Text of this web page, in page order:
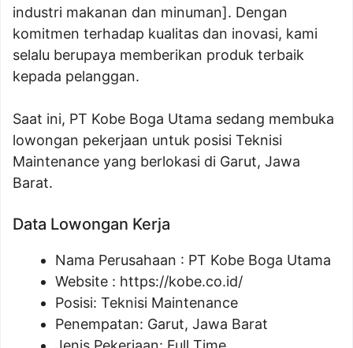
industri makanan dan minuman]. Dengan
komitmen terhadap kualitas dan inovasi, kami
selalu berupaya memberikan produk terbaik
kepada pelanggan.
Saat ini, PT Kobe Boga Utama sedang membuka
lowongan pekerjaan untuk posisi Teknisi
Maintenance yang berlokasi di Garut, Jawa
Barat.
Data Lowongan Kerja
Nama Perusahaan : PT Kobe Boga Utama
Website : https://kobe.co.id/
Posisi: Teknisi Maintenance
Penempatan: Garut, Jawa Barat